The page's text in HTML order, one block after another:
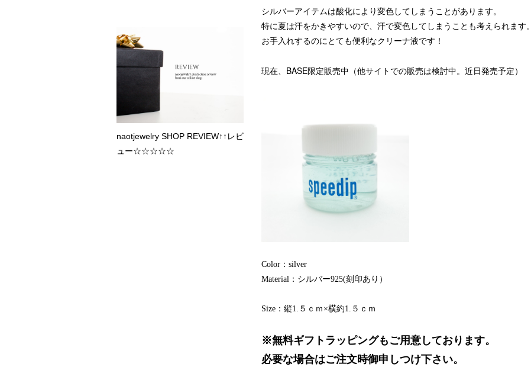
シルバーアイテムは酸化により変色してしまうことがあります。
特に夏は汗をかきやすいので、汗で変色してしまうことも考えられます。
お手入れするのにとても便利なクリーナ液です！
現在、 BASE限定販売中（他サイトでの販売は検討中。近日発売予定）
Color：silver
Material：シルバー925(刻印あり）
Size：縦1.５ｃｍ×横約1.５ｃｍ
※無料ギフトラッピングもご用意しております。
必要な場合はご注文時御申しつけ下さい。
naotjewelry SHOP REVIEW↑↑レビ
ュー☆☆☆☆☆